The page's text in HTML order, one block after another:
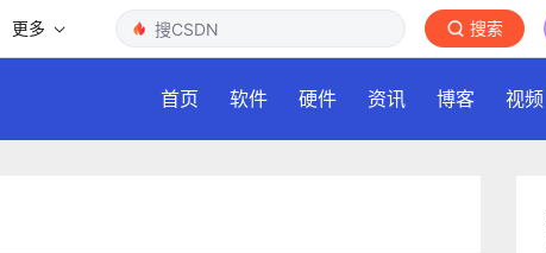
更多 搜索
首页 软件 硬件 资讯 博客 视频